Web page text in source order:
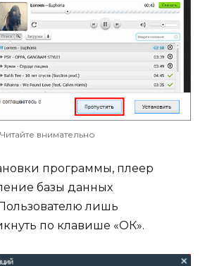
Читайте внимательно
программы, плеер
базы данных
лишь
по клавише «ОК».